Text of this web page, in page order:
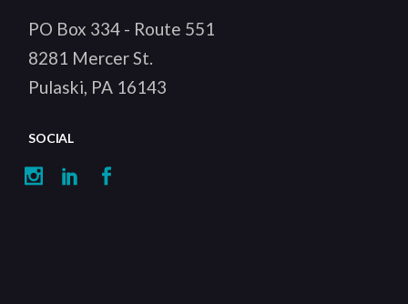
PO Box 334 - Route 551
8281 Mercer St.
Pulaski, PA 16143
SOCIAL